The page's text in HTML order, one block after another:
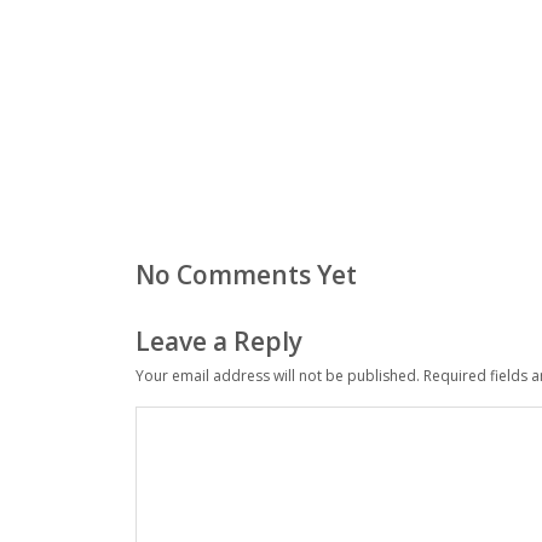
No Comments Yet
Leave a Reply
Your email address will not be published. Required fields